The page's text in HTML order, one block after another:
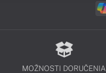
MOŽNOSTI DORUČENIA